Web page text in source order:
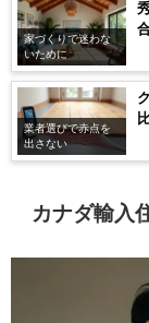
家づくりで迷わな
いために
業者選びで赤点を
出さない
カナダ輸入